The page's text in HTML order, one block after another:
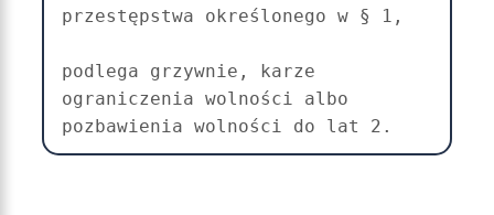
przestępstwa określonego w § 1,
podlega grzywnie, karze
ograniczenia wolności albo
pozbawienia wolności do lat 2.